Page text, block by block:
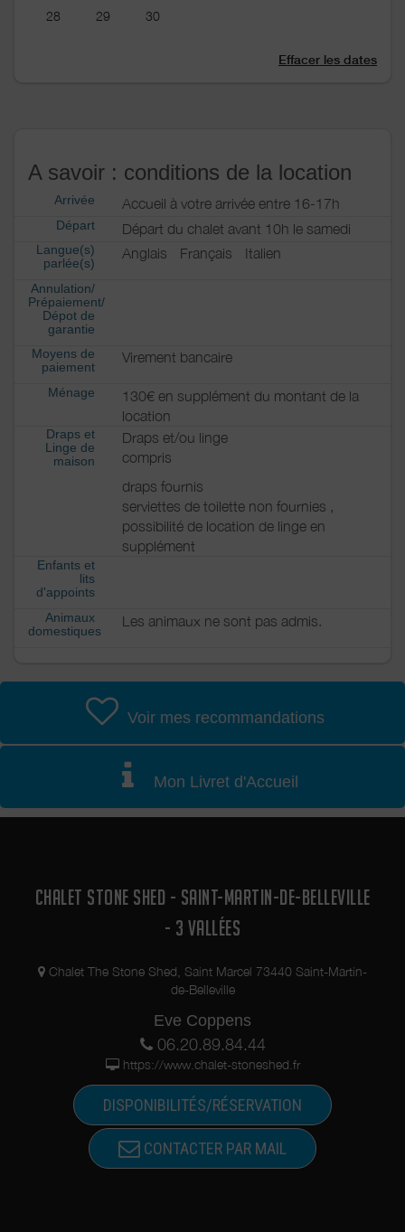
28 29 30
Effacer les dates
A savoir : conditions de la location
Arrivée Accueil à votre arrivée entre 16-17h
Départ Départ du chalet avant 10h le samedi
Langue(s)
parlée(s)
Anglais Français Italien
Annulation/
Prépaiement/
Dépot de
garantie
Moyens de
paiement
Virement bancaire
Ménage
130€ en supplément du montant de la
location
Draps et
Linge de
maison
Draps et/ou linge
compris
draps fournis
serviettes de toilette non fournies ,
possibilité de location de linge en
supplément
Enfants et
lits
d'appoints
Animaux
domestiques
Les animaux ne sont pas admis.
Voir mes recommandations
Mon Livret d'Accueil
CHALET STONE SHED - SAINT-MARTIN-DE-BELLEVILLE
- 3 VALLÉES
Chalet The Stone Shed, Saint Marcel 73440 Saint-Martin-
de-Belleville
Eve Coppens
06.20.89.84.44
https://www.chalet-stoneshed.fr
DISPONIBILITÉS/RÉSERVATION
CONTACTER PAR MAIL